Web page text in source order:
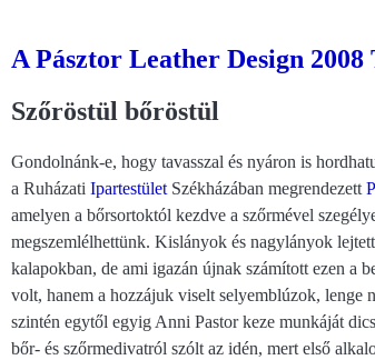
A Pásztor Leather Design
Szőröstül bőröstül
Gondolnánk-e, hogy tavasszal és nyáron is
a Ruházati Ipartestület Székházában megrendezett
amelyen a bőrsortoktól kezdve a szőrmével
megszemlélhettünk. Kislányok és nagylányok
kalapokban, de ami igazán újnak számított ezen a
volt, hanem a hozzájuk viselt selyemblúzok, lenge
szintén egytől egyig Anni Pastor keze munkáját
bőr- és szőrmedivatról szólt az idén, mert első